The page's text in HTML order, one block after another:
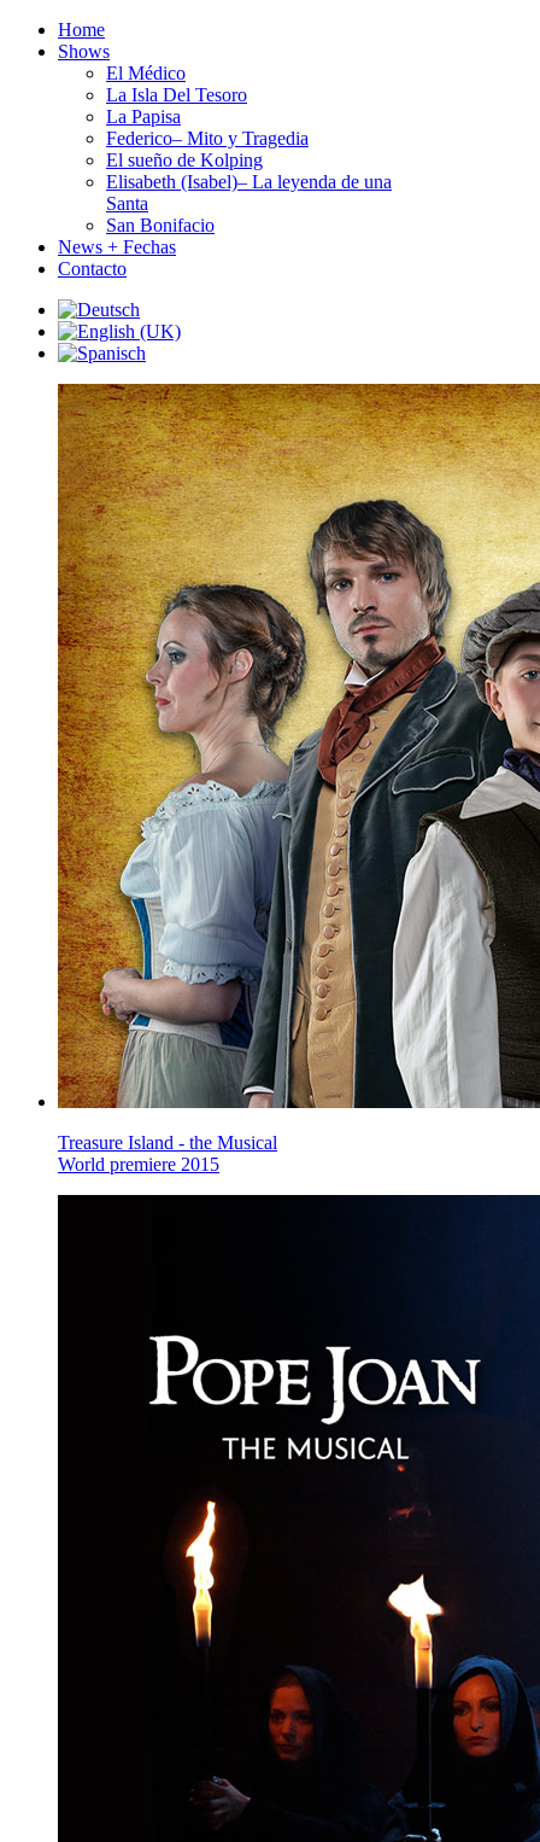
Home
Shows
El Médico
La Isla Del Tesoro
La Papisa
Federico– Mito y Tragedia
El sueño de Kolping
Elisabeth (Isabel)– La leyenda de una
Santa
San Bonifacio
News + Fechas
Contacto
Treasure Island - the Musical
World premiere 2015